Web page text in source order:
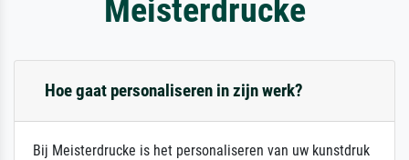
Meisterdrucke
Hoe gaat personaliseren in zijn werk?
Bij Meisterdrucke is het personaliseren van uw kunstdruk